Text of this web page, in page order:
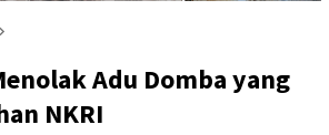
Adu Domba yang
NKRI